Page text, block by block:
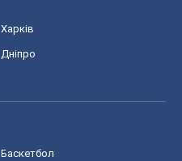
Харків
Дніпро
Баскетбол